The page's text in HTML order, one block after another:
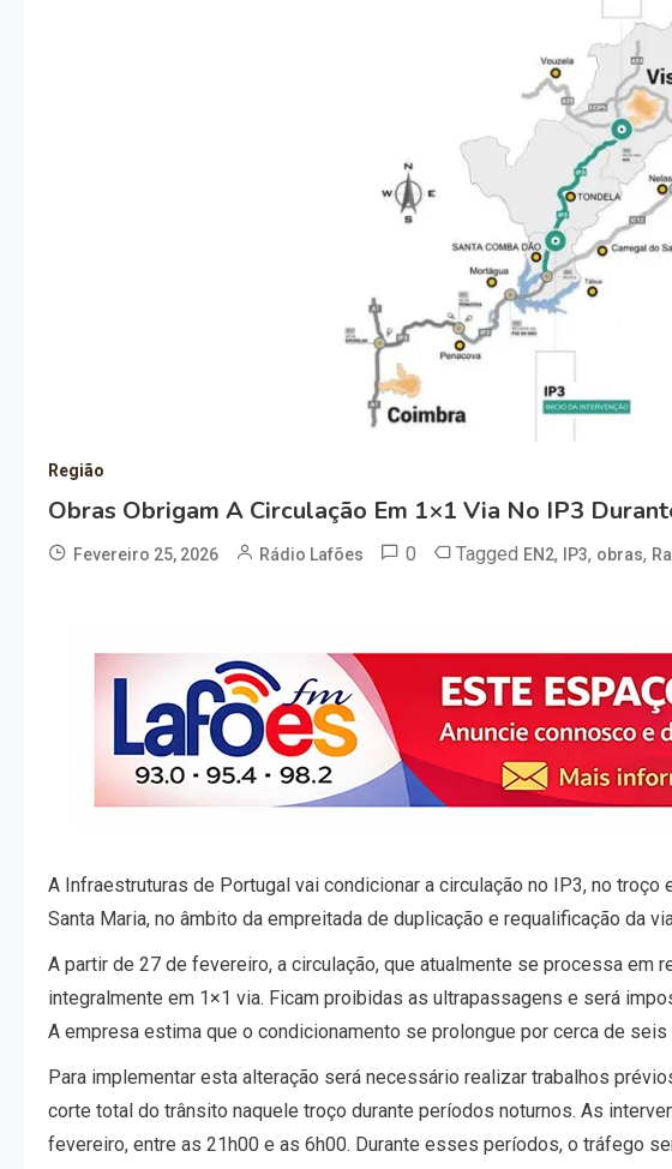
Região
Obras Obrigam A Circulação Em 1×1 Via No IP3
Fevereiro 25, 2026 Rádio Lafões 0 Tagged EN2, IP3, obras,
A Infraestruturas de Portugal vai condicionar a circulação no IP3, no troço
Santa Maria, no âmbito da empreitada de duplicação e requalificação da
A partir de 27 de fevereiro, a circulação, que atualmente se processa em
integralmente em 1×1 via. Ficam proibidas as ultrapassagens e será
A empresa estima que o condicionamento se prolongue por cerca de seis
Para implementar esta alteração será necessário realizar trabalhos
corte total do trânsito naquele troço durante períodos noturnos. As
fevereiro, entre as 21h00 e as 6h00. Durante esses períodos, o tráfego